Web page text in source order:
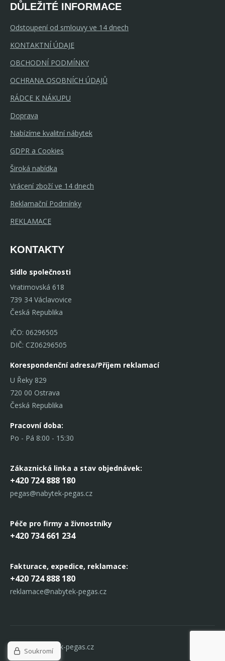
DŮLEŽITÉ INFORMACE
Odstoupení od smlouvy ve 14 dnech
KONTAKTNÍ ÚDAJE
OBCHODNÍ PODMÍNKY
OCHRANA OSOBNÍCH ÚDAJŮ
RÁDCE K NÁKUPU
Doprava
Nabízíme kvalitní nábytek
GDPR a Cookies
Široká nabídka
Vrácení zboží ve 14 dnech
Reklamační Podmínky
REKLAMACE
KONTAKTY
Sídlo společnosti
Vratimovská 618
739 34 Václavovice
Česká Republika
IČO: 06296505
DIČ: CZ06296505
Korespondenční adresa/Příjem reklamací
U Řeky 829
720 00 Ostrava
Česká Republika
Pracovní doba:
Po - Pá 8:00 - 15:30
Zákaznická linka a stav objednávek:
+420 724 888 180
pegas@nabytek-pegas.cz
Péče pro firmy a živnostníky
+420 734 661 234
Fakturace, expedice, reklamace:
+420 724 888 180
reklamace@nabytek-pegas.cz
© 2017 Nabytek-pegas.cz
Soukromí